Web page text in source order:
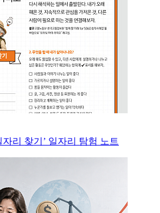
자리 찾기’ 일자리 탐험 노트